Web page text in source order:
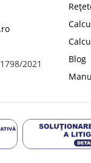
2021
Blog